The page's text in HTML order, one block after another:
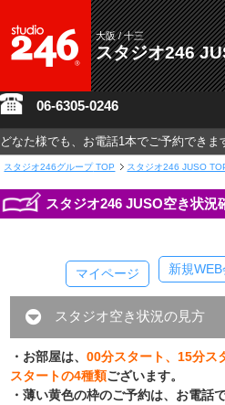
大阪 / 十三
スタジオ246
06-6305-0246
どなた様でも、お電話1本でご予約できま
スタジオ246グループ TOP スタジオ246 JUSO
スタジオ246 JUSO空き状況
新規
マイページ
スタジオ空き状況の見方
・お部屋は、00分スタート、15分ス
スタートの4種類ございます。
・薄い黄色の枠のご予約は、お電話